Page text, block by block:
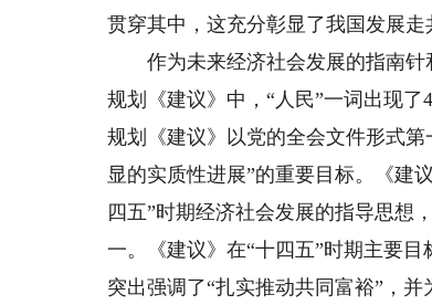
贯穿其中，这充分彰显了我国发展走
作为未来经济社会发展的指南针
规划《建议》中，“人民”一词出现
规划《建议》以党的全会文件形式
显的实质性进展”的重要目标。《建
四五”时期经济社会发展的指导思想
一。《建议》在“十四五”时期主要
突出强调了“扎实推动共同富裕”，